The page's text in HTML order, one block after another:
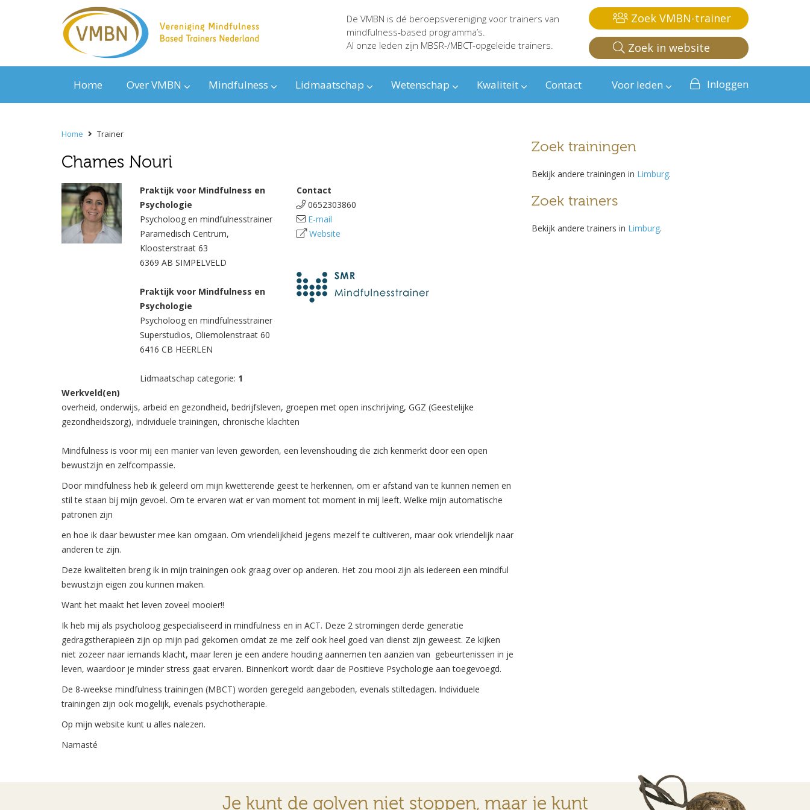
De VMBN is dé beroepsvereniging voor trainers van
mindfulness-based programma’s.
Al onze leden zijn MBSR-/MBCT-opgeleide trainers.
Zoek VMBN-trainer
Zoek in website
Home Over VMBN Mindfulness Lidmaatschap Wetenschap Kwaliteit Contact Voor leden Inloggen
Home Trainer
Chames Nouri
Praktijk voor Mindfulness en
Psychologie
Psycholoog en mindfulnesstrainer
Paramedisch Centrum,
Kloosterstraat 63
6369 AB SIMPELVELD
Praktijk voor Mindfulness en
Psychologie
Psycholoog en mindfulnesstrainer
Superstudios, Oliemolenstraat 60
6416 CB HEERLEN
Lidmaatschap categorie: 1
Contact
0652303860
E-mail
Website
Werkveld(en)
overheid, onderwijs, arbeid en gezondheid, bedrijfsleven, groepen met open inschrijving, GGZ (Geestelijke
gezondheidszorg), individuele trainingen, chronische klachten
Mindfulness is voor mij een manier van leven geworden, een levenshouding die zich kenmerkt door een open
bewustzijn en zelfcompassie.
Door mindfulness heb ik geleerd om mijn kwetterende geest te herkennen, om er afstand van te kunnen nemen en
stil te staan bij mijn gevoel. Om te ervaren wat er van moment tot moment in mij leeft. Welke mijn automatische
patronen zijn
en hoe ik daar bewuster mee kan omgaan. Om vriendelijkheid jegens mezelf te cultiveren, maar ook vriendelijk naar
anderen te zijn.
Deze kwaliteiten breng ik in mijn trainingen ook graag over op anderen. Het zou mooi zijn als iedereen een mindful
bewustzijn eigen zou kunnen maken.
Want het maakt het leven zoveel mooier!!
Ik heb mij als psycholoog gespecialiseerd in mindfulness en in ACT. Deze 2 stromingen derde generatie
gedragstherapieën zijn op mijn pad gekomen omdat ze me zelf ook heel goed van dienst zijn geweest. Ze kijken
niet zozeer naar iemands klacht, maar leren je een andere houding aannemen ten aanzien van gebeurtenissen in je
leven, waardoor je minder stress gaat ervaren. Binnenkort wordt daar de Positieve Psychologie aan toegevoegd.
De 8-weekse mindfulness trainingen (MBCT) worden geregeld aangeboden, evenals stiltedagen. Individuele
trainingen zijn ook mogelijk, evenals psychotherapie.
Op mijn website kunt u alles nalezen.
Namasté
Zoek trainingen
Bekijk andere trainingen in Limburg.
Zoek trainers
Bekijk andere trainers in Limburg.
Je kunt de golven niet stoppen, maar je kunt